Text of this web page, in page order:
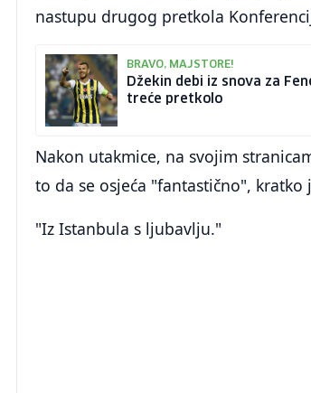
nastupu drugog pretkola
BRAVO, MAJSTORE!
Džekin debi iz snova za
treće pretkolo
Nakon utakmice, na svojim
to da se osjeća "fantastično", kratko
"Iz Istanbula s ljubavlju."